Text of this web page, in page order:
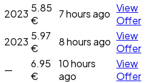
2023 5.85
€
7 hours ago View
Offer
2023 5.97
€
8 hours ago View
Offer
—
6.95
€
10 hours
ago
View
Offer